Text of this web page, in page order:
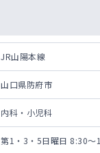
JR山陽本線
山口県防府市
内科・小児科
第1・3・5日曜日 8:30～